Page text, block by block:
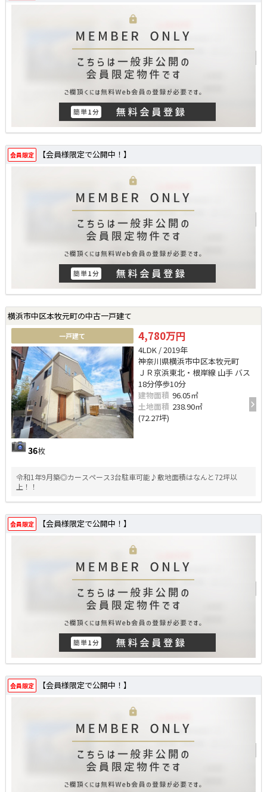
会員限定 【会員様限定で公開中！】
横浜市中区本牧元町の中古一戸建て
一戸建て
36枚
4,780万円
4LDK / 2019年
神奈川県横浜市中区本牧元町
ＪＲ京浜東北・根岸線 山手 バス
18分停歩10分
建物面積 96.05㎡
土地面積 238.90㎡
(72.27坪)
令和1年9月築◎カースペース3台駐車可能♪敷地面積はなんと72坪以
上！！
会員限定 【会員様限定で公開中！】
会員限定 【会員様限定で公開中！】